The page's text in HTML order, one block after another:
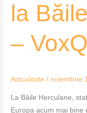
la
–
Actualitate / noiembrie
La Băile Herculane,
Europa acum mai bine